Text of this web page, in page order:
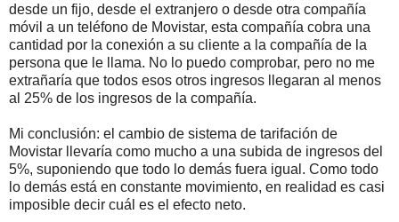
desde un fijo, desde el extranjero o desde otra compañía
móvil a un teléfono de Movistar, esta compañía cobra una
cantidad por la conexión a su cliente a la compañía de la
persona que le llama. No lo puedo comprobar, pero no me
extrañaría que todos esos otros ingresos llegaran al menos
al 25% de los ingresos de la compañía.
Mi conclusión: el cambio de sistema de tarifación de
Movistar llevaría como mucho a una subida de ingresos del
5%, suponiendo que todo lo demás fuera igual. Como todo
lo demás está en constante movimiento, en realidad es casi
imposible decir cuál es el efecto neto.